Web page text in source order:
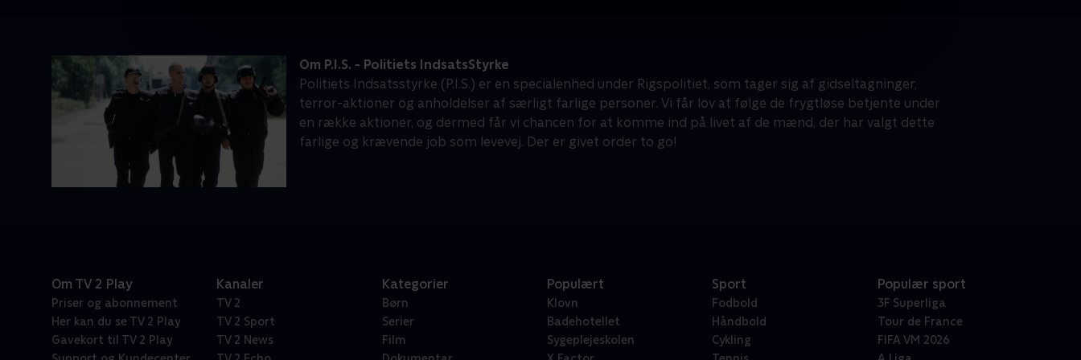
Om P.I.S. - Politiets IndsatsStyrke
Politiets Indsatsstyrke (P.I.S.) er en specialenhed under Rigspolitiet, som tager sig af gidseltagninger,
terror-aktioner og anholdelser af særligt farlige personer. Vi får lov at følge de frygtløse betjente under
en række aktioner, og dermed får vi chancen for at komme ind på livet af de mænd, der har valgt dette
farlige og krævende job som levevej. Der er givet order to go!
Om TV 2 Play
Priser og abonnement
Her kan du se TV 2 Play
Gavekort til TV 2 Play
Kanaler
TV 2
TV 2 Sport
TV 2 News
Kategorier
Børn
Serier
Film
Populært
Klovn
Badehotellet
Sygeplejeskolen
Sport
Fodbold
Håndbold
Cykling
Populær sport
3F Superliga
Tour de France
FIFA VM 2026